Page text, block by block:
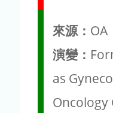
來源： OA
演變：
as
Oncology